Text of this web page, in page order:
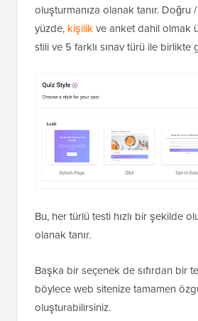
oluşturmanıza olanak tanır. Doğru /
yüzde, kişilikve anket dahil olmak
stili ve 5 farklı sınav türü ile birlikte
Bu, her türlü testi hızlı bir şekilde
olanak tanır.
Başka bir seçenek de sıfırdan bir
böylece web sitenize tamamen
oluşturabilirsiniz.